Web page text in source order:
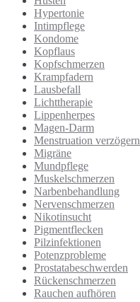
Hypertonie
Intimpflege
Kondome
Kopflaus
Kopfschmerzen
Krampfadern
Lausbefall
Lichttherapie
Lippenherpes
Magen-Darm
Menstruation verzögern
Migräne
Mundpflege
Muskelschmerzen
Narbenbehandlung
Nervenschmerzen
Nikotinsucht
Pigmentflecken
Pilzinfektionen
Potenzprobleme
Prostatabeschwerden
Rückenschmerzen
Rauchen aufhören